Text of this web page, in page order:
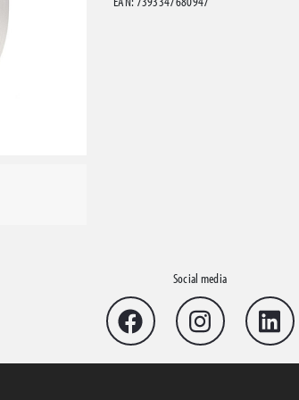
Social media